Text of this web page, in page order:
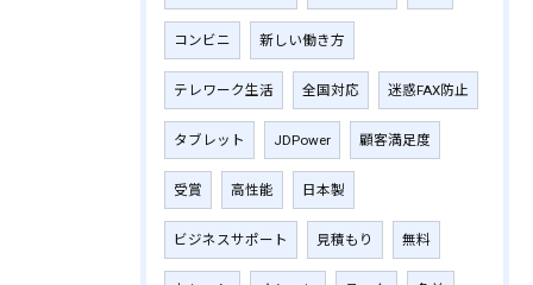
コンビニ 新しい働き方
テレワーク生活 全国対応 迷惑FAX防止
タブレット JDPower 顧客満足度
受賞 高性能 日本製
ビジネスサポート 見積もり 無料